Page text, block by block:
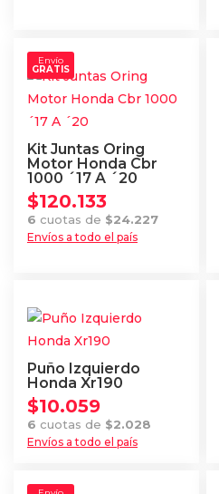
Kit Juntas Oring
Motor Honda Cbr
1000 ´17 A ´20
Envío
GRATIS
Envíos a todo el país
$120.133
6 cuotas de $24.227
Puño Izquierdo
Honda Xr190
Envíos a todo el país
$10.059
6 cuotas de $2.028